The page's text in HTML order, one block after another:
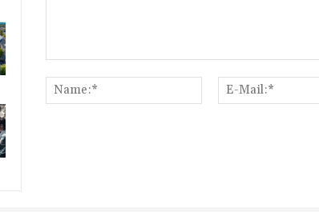
Name:*